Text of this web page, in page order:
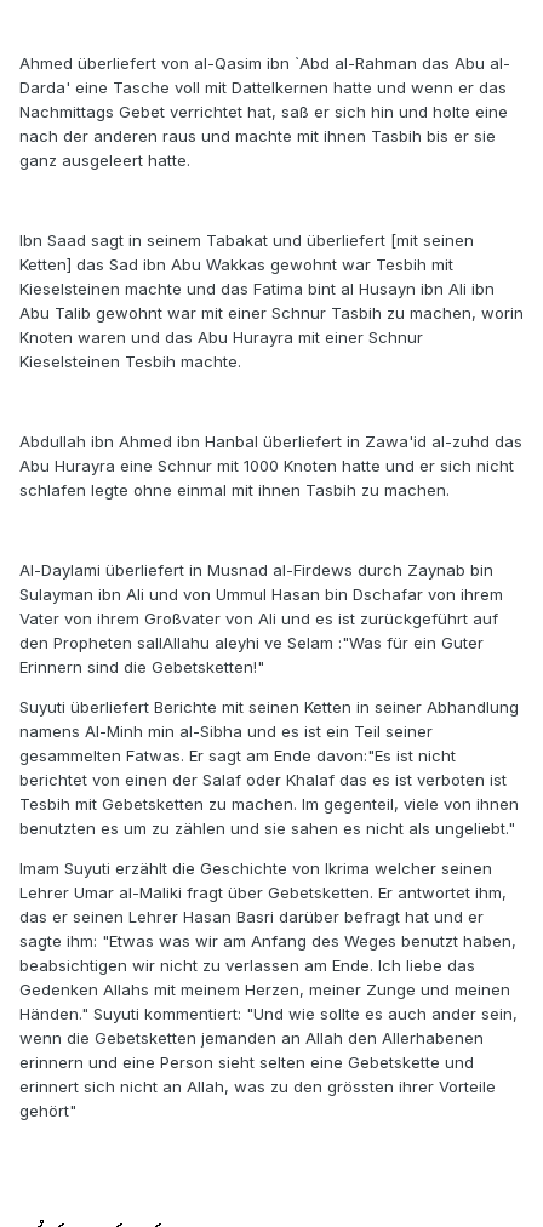
Ahmed überliefert von al-Qasim ibn `Abd al-Rahman das Abu al-
Darda' eine Tasche voll mit Dattelkernen hatte und wenn er das
Nachmittags Gebet verrichtet hat, saß er sich hin und holte eine
nach der anderen raus und machte mit ihnen Tasbih bis er sie
ganz ausgeleert hatte.
Ibn Saad sagt in seinem Tabakat und überliefert [mit seinen
Ketten] das Sad ibn Abu Wakkas gewohnt war Tesbih mit
Kieselsteinen machte und das Fatima bint al Husayn ibn Ali ibn
Abu Talib gewohnt war mit einer Schnur Tasbih zu machen, worin
Knoten waren und das Abu Hurayra mit einer Schnur
Kieselsteinen Tesbih machte.
Abdullah ibn Ahmed ibn Hanbal überliefert in Zawa'id al-zuhd das
Abu Hurayra eine Schnur mit 1000 Knoten hatte und er sich nicht
schlafen legte ohne einmal mit ihnen Tasbih zu machen.
Al-Daylami überliefert in Musnad al-Firdews durch Zaynab bin
Sulayman ibn Ali und von Ummul Hasan bin Dschafar von ihrem
Vater von ihrem Großvater von Ali und es ist zurückgeführt auf
den Propheten sallAllahu aleyhi ve Selam :"Was für ein Guter
Erinnern sind die Gebetsketten!"
Suyuti überliefert Berichte mit seinen Ketten in seiner Abhandlung
namens Al-Minh min al-Sibha und es ist ein Teil seiner
gesammelten Fatwas. Er sagt am Ende davon:"Es ist nicht
berichtet von einen der Salaf oder Khalaf das es ist verboten ist
Tesbih mit Gebetsketten zu machen. Im gegenteil, viele von ihnen
benutzten es um zu zählen und sie sahen es nicht als ungeliebt."
Imam Suyuti erzählt die Geschichte von Ikrima welcher seinen
Lehrer Umar al-Maliki fragt über Gebetsketten. Er antwortet ihm,
das er seinen Lehrer Hasan Basri darüber befragt hat und er
sagte ihm: "Etwas was wir am Anfang des Weges benutzt haben,
beabsichtigen wir nicht zu verlassen am Ende. Ich liebe das
Gedenken Allahs mit meinem Herzen, meiner Zunge und meinen
Händen." Suyuti kommentiert: "Und wie sollte es auch ander sein,
wenn die Gebetsketten jemanden an Allah den Allerhabenen
erinnern und eine Person sieht selten eine Gebetskette und
erinnert sich nicht an Allah, was zu den grössten ihrer Vorteile
gehört"